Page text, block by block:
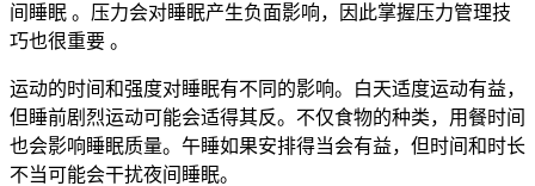
间睡眠 。压力会对睡眠产生负面影响，因此掌握压力管理技
巧也很重要 。
运动的时间和强度对睡眠有不同的影响。白天适度运动有益，
但睡前剧烈运动可能会适得其反。不仅食物的种类，用餐时间
也会影响睡眠质量。午睡如果安排得当会有益，但时间和时长
不当可能会干扰夜间睡眠。